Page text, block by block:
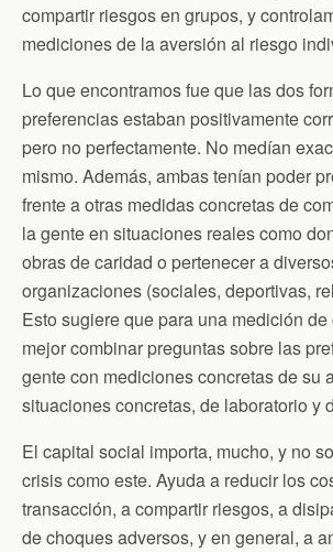
compartir riesgos en grupos, y
mediciones de la aversión al riesgo
Lo que encontramos fue que las dos
preferencias estaban positivamente
pero no perfectamente. No medían
mismo. Además, ambas tenían poder
frente a otras medidas concretas de
la gente en situaciones reales como
obras de caridad o pertenecer a
organizaciones (sociales, deportivas,
Esto sugiere que para una medición
mejor combinar preguntas sobre las
gente con mediciones concretas de su
situaciones concretas, de laboratorio y
El capital social importa, mucho, y no
crisis como este. Ayuda a reducir los
transacción, a compartir riesgos, a
de choques adversos, y en general, a